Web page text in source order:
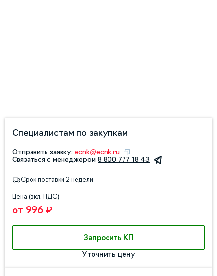
Специалистам по закупкам
Отправить заявку: ecnk@ecnk.ru
Связаться с менеджером 8 800 777 18 43
Срок поставки 2 недели
Цена (вкл. НДС)
от 996 ₽
Запросить КП
Уточнить цену